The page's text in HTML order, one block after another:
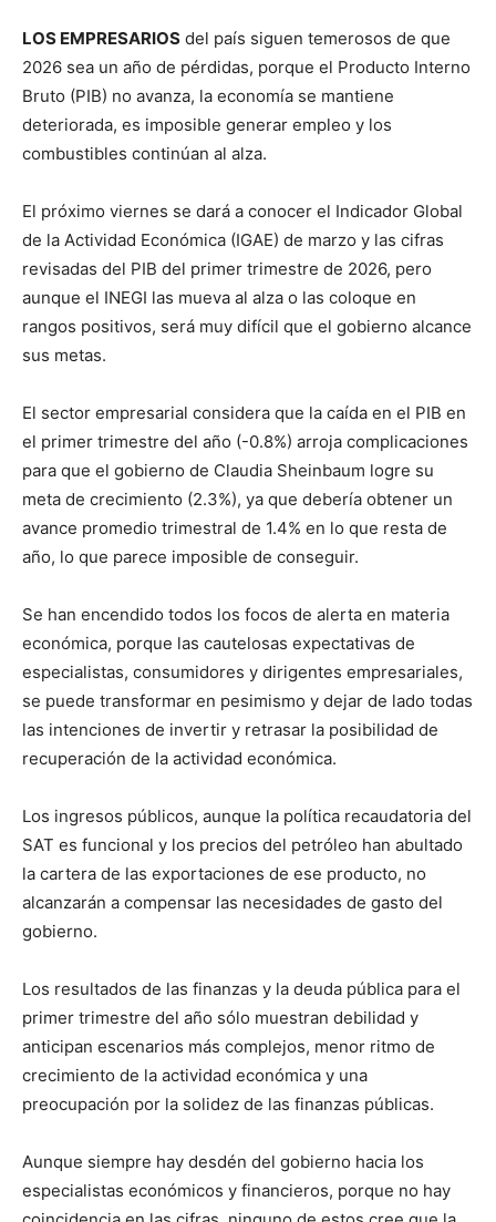
LOS EMPRESARIOS del país siguen temerosos de que
2026 sea un año de pérdidas, porque el Producto Interno
Bruto (PIB) no avanza, la economía se mantiene
deteriorada, es imposible generar empleo y los
combustibles continúan al alza.
El próximo viernes se dará a conocer el Indicador Global
de la Actividad Económica (IGAE) de marzo y las cifras
revisadas del PIB del primer trimestre de 2026, pero
aunque el INEGI las mueva al alza o las coloque en
rangos positivos, será muy difícil que el gobierno alcance
sus metas.
El sector empresarial considera que la caída en el PIB en
el primer trimestre del año (-0.8%) arroja complicaciones
para que el gobierno de Claudia Sheinbaum logre su
meta de crecimiento (2.3%), ya que debería obtener un
avance promedio trimestral de 1.4% en lo que resta de
año, lo que parece imposible de conseguir.
Se han encendido todos los focos de alerta en materia
económica, porque las cautelosas expectativas de
especialistas, consumidores y dirigentes empresariales,
se puede transformar en pesimismo y dejar de lado todas
las intenciones de invertir y retrasar la posibilidad de
recuperación de la actividad económica.
Los ingresos públicos, aunque la política recaudatoria del
SAT es funcional y los precios del petróleo han abultado
la cartera de las exportaciones de ese producto, no
alcanzarán a compensar las necesidades de gasto del
gobierno.
Los resultados de las finanzas y la deuda pública para el
primer trimestre del año sólo muestran debilidad y
anticipan escenarios más complejos, menor ritmo de
crecimiento de la actividad económica y una
preocupación por la solidez de las finanzas públicas.
Aunque siempre hay desdén del gobierno hacia los
especialistas económicos y financieros, porque no hay